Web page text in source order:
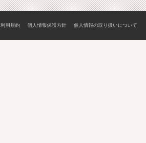
利用規約 個人情報保護方針 個人情報の取り扱いについて